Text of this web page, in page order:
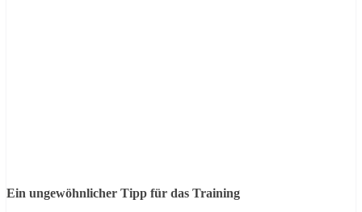
Ein ungewöhnlicher Tipp für das Training